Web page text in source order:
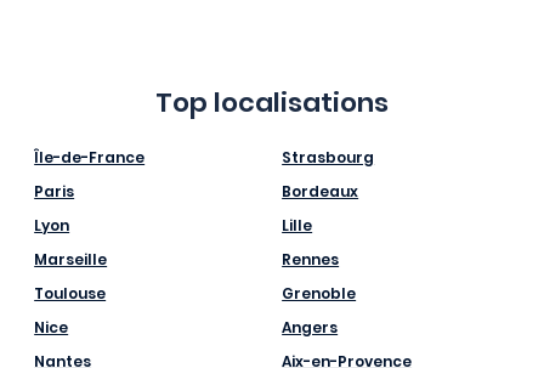
Top localisations
Île-de-France
Paris
Lyon
Marseille
Toulouse
Nice
Nantes
Strasbourg
Bordeaux
Lille
Rennes
Grenoble
Angers
Aix-en-Provence